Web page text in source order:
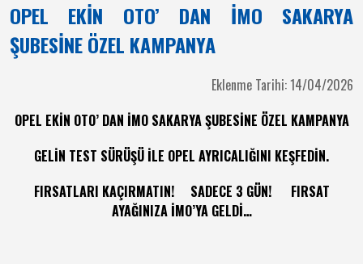
OPEL EKİN OTO’ DAN İMO SAKARYA
ŞUBESİNE ÖZEL KAMPANYA
Eklenme Tarihi: 14/04/2026
OPEL EKİN OTO’ DAN İMO SAKARYA ŞUBESİNE ÖZEL KAMPANYA
GELİN TEST SÜRÜŞÜ İLE OPEL AYRICALIĞINI KEŞFEDİN.
FIRSATLARI KAÇIRMATIN! SADECE 3 GÜN! FIRSAT
AYAĞINIZA İMO’YA GELDİ…